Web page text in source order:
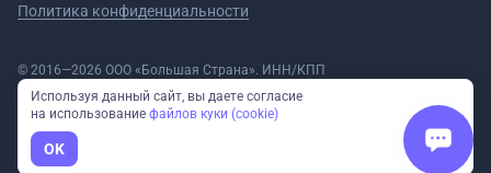
Политика конфиденциальности
© 2016—2026 ООО «Большая Страна». ИНН/КПП
5908078160/590801001 ОГРН 1185958020533
Номер в реестре Роскомнадзора № 59-18-006319 (Приказ № 321 от
11.10.2018)
Полное или частичное копирование изображений и текстов возможно
только с указанием активной ссылки на сайт Большая Страна.
Используя данный сайт, вы даете согласие
на использование файлов куки (cookie)
OK